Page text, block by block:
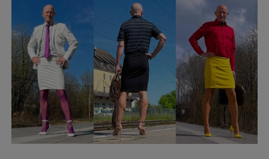
Door de eeuwen heen is deze